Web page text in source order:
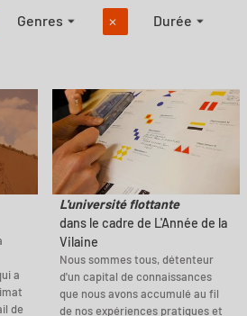
Genres ✕ Durée
a
de
L'université flottante
dans le cadre de L'Année de la
Vilaine
Nous sommes tous, détenteur
d'un capital de connaissances
que nous avons accumulé au fil
de nos expériences pratiques et